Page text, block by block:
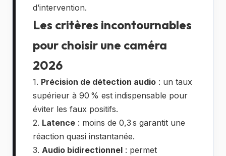
d’intervention.
Les critères incontournables
pour choisir une caméra
2026
1. Précision de détection audio : un taux
supérieur à 90 % est indispensable pour
éviter les faux positifs.
2. Latence : moins de 0,3 s garantit une
réaction quasi instantanée.
3. Audio bidirectionnel : permet